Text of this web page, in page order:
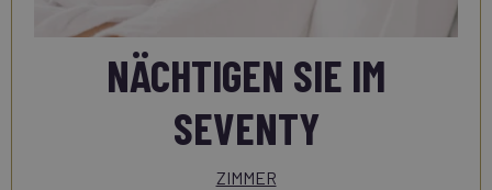
NÄCHTIGEN SIE IM
SEVENTY
ZIMMER